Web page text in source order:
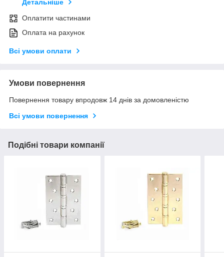
Детальніше
Оплатити частинами
Оплата на рахунок
Всі умови оплати
Умови повернення
Повернення товару впродовж 14 днів за домовленістю
Всі умови повернення
Подібні товари компанії